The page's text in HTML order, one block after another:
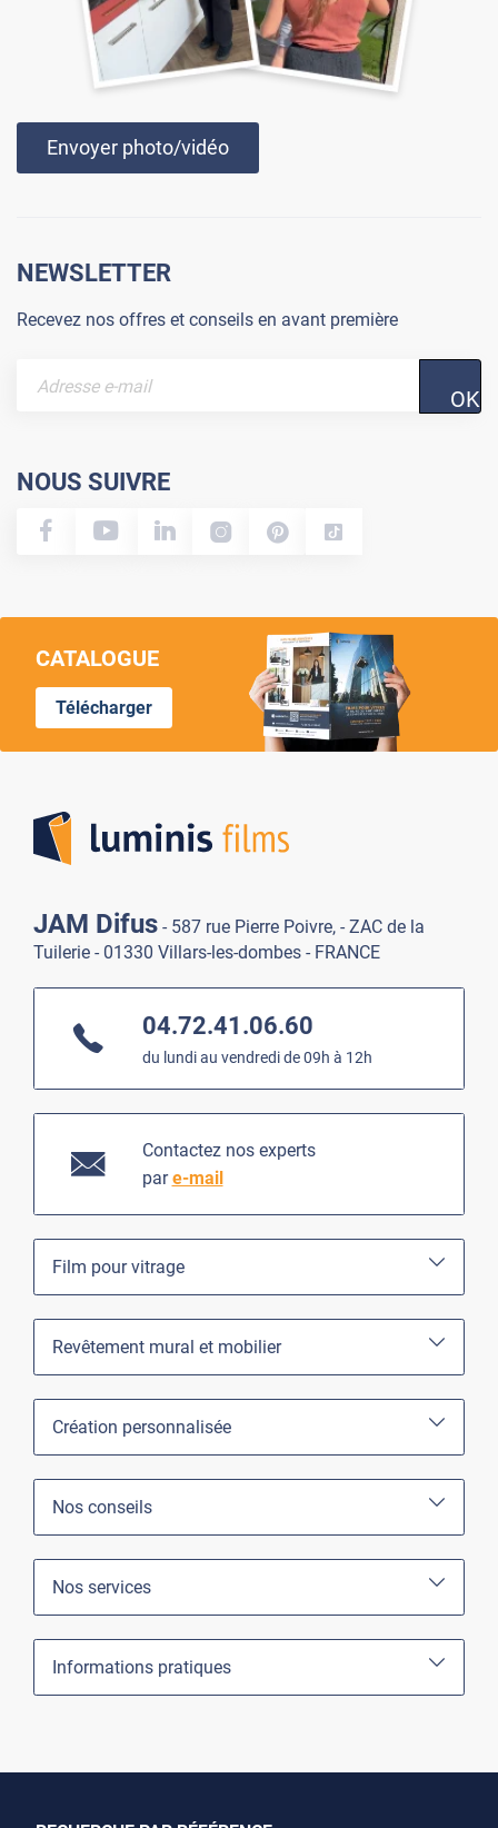
Envoyer photo/vidéo
NEWSLETTER
Recevez nos offres et conseils en avant première
OK
NOUS SUIVRE
CATALOGUE
Télécharger
JAM Difus - 587 rue Pierre Poivre, - ZAC de la
Tuilerie - 01330 Villars-les-dombes - FRANCE
04.72.41.06.60
du lundi au vendredi de 09h à 12h
Contactez nos experts
pare-mail
Film pour vitrage
Revêtement mural et mobilier
Création personnalisée
Nos conseils
Nos services
Informations pratiques